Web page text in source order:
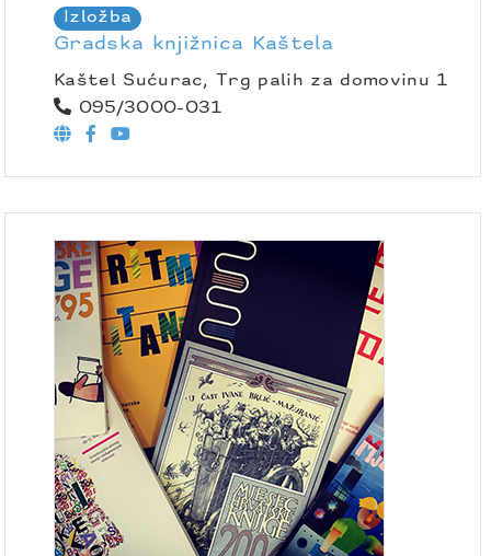
Izložba
Gradska knjižnica Kaštela
Kaštel Sućurac, Trg palih za domovinu 1
095/3000-031